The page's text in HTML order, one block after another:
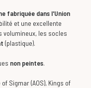
fabriquée dans l'Union
et une excellente
volumineux, les socles
(plastique).
non peintes.
of Sigmar (AOS), Kings of